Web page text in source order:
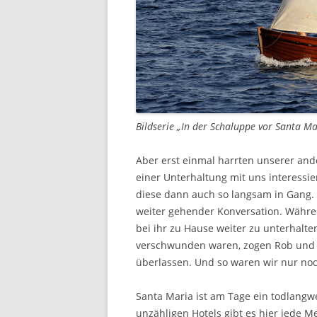
Bildserie „In der Schaluppe vor Santa
Aber erst einmal harrten unserer
einer Unterhaltung mit uns
diese dann auch so langsam in
weiter gehender Konversation.
bei ihr zu Hause weiter zu
verschwunden waren, zogen Rob
überlassen. Und so waren wir nur
Santa Maria ist am Tage ein
unzähligen Hotels gibt es hier jede